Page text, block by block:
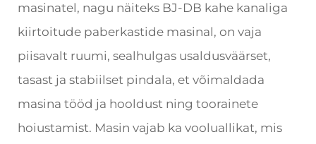
masinatel, nagu näiteks BJ-DB kahe kanaliga
kiirtoitude paberkastide masinal, on vaja
piisavalt ruumi, sealhulgas usaldusväärset,
tasast ja stabiilset pindala, et võimaldada
masina tööd ja hooldust ning toorainete
hoiustamist. Masin vajab ka vooluallikat, mis